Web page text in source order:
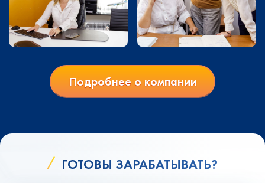
Подробнее о компании
ГОТОВЫ ЗАРАБАТЫВАТЬ?